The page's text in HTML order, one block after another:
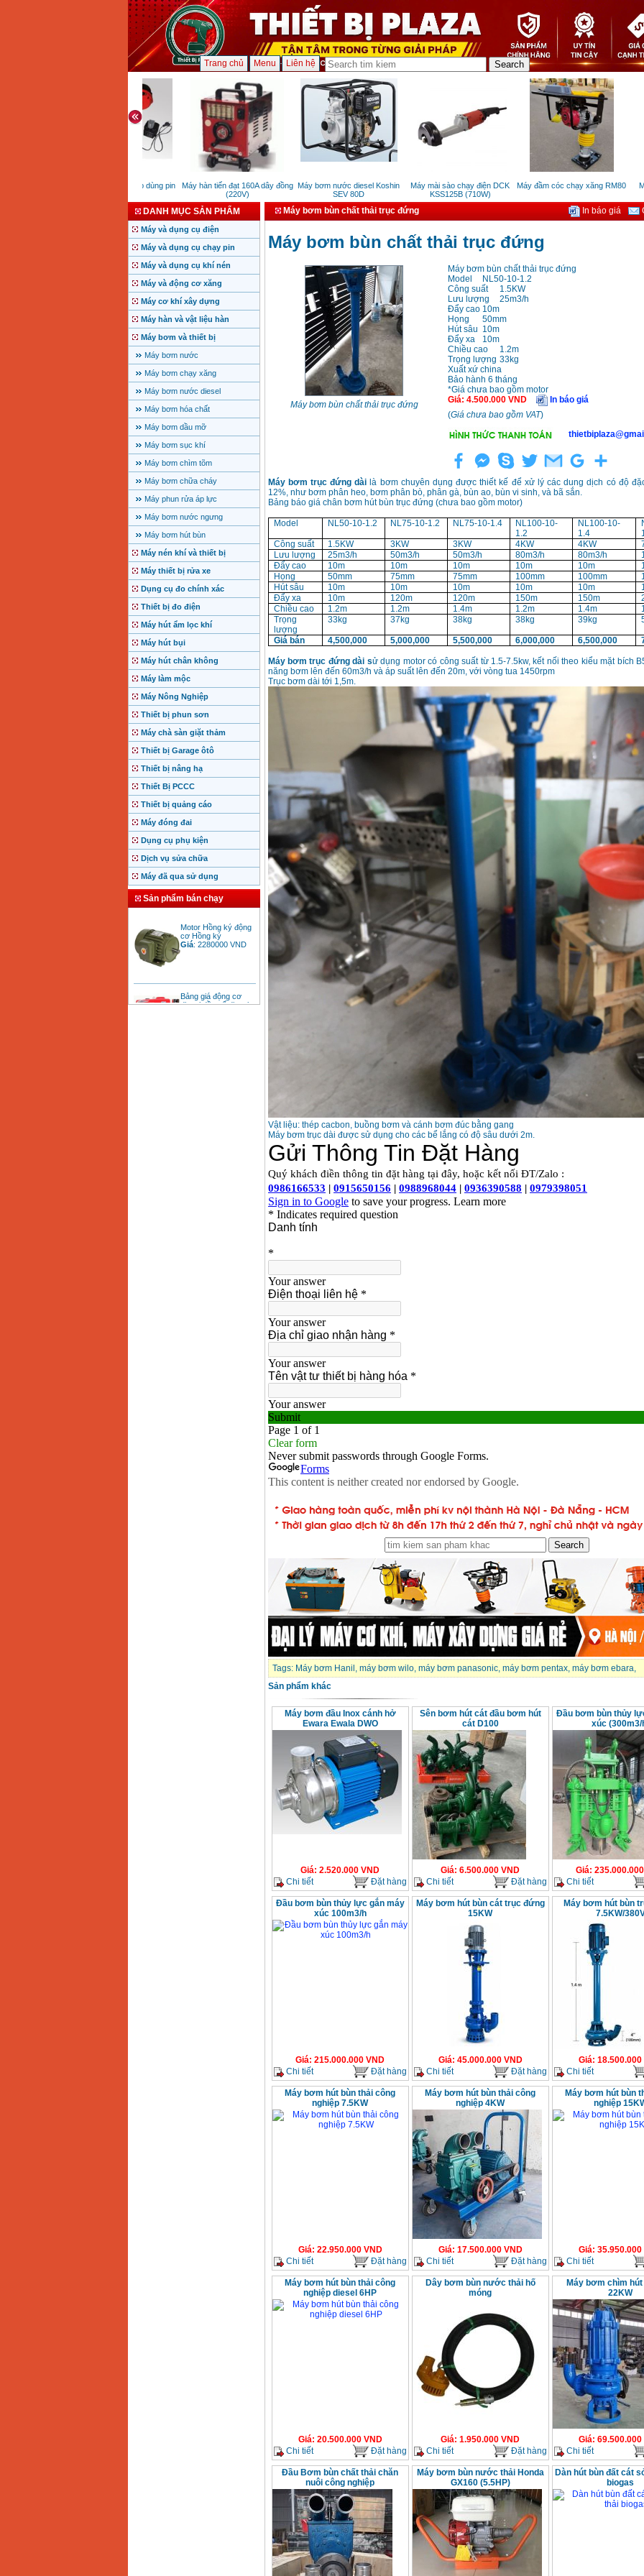
Trang chủ Menu Liên hệ
Máy buộc dây thép dùng pin
Máy hàn tiến đạt 160A dây đồng
(220V)
Máy bơm nước diesel Koshin
SEV 80D
Máy mài sào chạy điện DCK
KSS125B (710W)
Máy đầm cóc chạy xăng RM80
DANH MỤC SẢN PHẨM
Máy và dụng cụ điện
Máy và dụng cụ chạy pin
Máy và dụng cụ khí nén
Máy và động cơ xăng
Máy cơ khí xây dựng
Máy hàn và vật liệu hàn
Máy bơm và thiết bị
Máy bơm nước
Máy bơm chạy xăng
Máy bơm nước diesel
Máy bơm hóa chất
Máy bơm dầu mỡ
Máy bơm sục khí
Máy bơm chìm tõm
Máy bơm chữa cháy
Máy phun rửa áp lực
Máy bơm nước ngưng
Máy bơm hút bùn
Máy nén khí và thiết bị
Máy thiết bị rửa xe
Dụng cụ đo chính xác
Thiết bị đo điện
Máy hút ẩm lọc khí
Máy hút bụi
Máy hút chân không
Máy làm mộc
Máy Nông Nghiệp
Thiết bị phun sơn
Máy chà sàn giặt thảm
Thiết bị Garage ôtô
Thiết bị nâng hạ
Thiết Bị PCCC
Thiết bị quảng cáo
Máy đóng đai
Dụng cụ phụ kiện
Dịch vụ sửa chữa
Máy đã qua sử dụng
Sản phẩm bán chạy
cơ Hồng ký
Giá:2280000 VND
Bảng giá động cơ
diesel đầu nổ diesel
Giá:6500000VND
Máy bơm bùn chất thải trục đứng In báo giá
Máy bơm bùn chất thải trục đứng
Máy bơm bùn chất thải trục đứng
Máy bơm bùn chất thải trục đứng
Model
NL50-10-1.2
Công suất
1.5KW
Lưu lượng
25m3/h
Đẩy cao 10m
Họng
50mm
Hút sâu 10m
Đẩy xa
10m
Chiều cao
1.2m
Trọng lượng 33kg
Xuất xứ china
Bảo hành 6 tháng
*Giá chưa bao gồm motor
Giá: 4.500.000VND
In báo giá
(Giá chưa bao gồm VAT)
Máy bơm trục đứng dài là bơm chuyên dụng được thiết kế để xử lý các dung dịch có độ
12%, như bơm phân heo, bơm phân bò, phân gà, bùn ao, bùn vi sinh, và bã sắn.
Bảng báo giá chân bơm hút bùn trục đứng (chưa bao gồm motor)
Model NL50-10-1.2 NL75-10-1.2 NL75-10-1.4
NL100-10-
1.2
NL100-10-
1.4
Công suất
1.5KW 3KW 3KW 4KW 4KW
Lưu lượng
25m3/h 50m3/h 50m3/h 80m3/h 80m3/h
Đẩy cao
10m 10m 10m 10m 10m
Họng
50mm 75mm 75mm 100mm 100mm
Hút sâu
10m 10m 10m 10m 10m
Đẩy xa
10m 120m 120m 150m 150m
Chiều cao
1.2m 1.2m 1.4m 1.2m 1.4m
Trọng
lượng
33kg 37kg 38kg 38kg 39kg
Giá bán 4,500,000 5,000,000 5,500,000 6,000,000 6,500,000
Máy bơm trục đứng dài sử dụng motor có công suất từ 1.5-7.5kw, kết nối theo kiểu mặt bích
năng bơm lên đến 60m3/h và áp suất lên đến 20m, với vòng tua 1450rpm
Trục bơm dài tới 1,5m.
Vật liệu: thép cacbon, buồng bơm và cánh bơm đúc bằng gang
Máy bơm trục dài được sử dụng cho các bể lắng có độ sâu dưới 2m.
Tags: Máy bơm Hanil , máy bơm wilo, máy bơm panasonic, máy bơm pentax, máy bơm ebara,
Sản phẩm khác
Máy bơm đầu Inox cánh hở
Ewara Ewala DWO
Giá: 2.520.000 VND
Chi tiết
Đặt hàng
Sên bơm hút cát đầu bơm hút
cát D100
Giá: 6.500.000 VND
Chi tiết
Đặt hàng
Đầu bơm bùn thủy
xúc (300m3/
Giá: 235.000.000
Chi tiết
Đầu bơm bùn thủy lực gắn máy
xúc 100m3/h
Giá: 215.000.000 VND
Chi tiết
Đặt hàng
Máy bơm hút bùn cát trục đứng
15KW
Giá: 45.000.000VND
Chi tiết
Đặt hàng
Máy bơm hút bùn
7.5KW/
Giá: 18.500.000
Chi tiết
Máy bơm hút bùn thải công
nghiệp 7.5KW
Giá: 22.950.000VND
Chi tiết
Đặt hàng
Máy bơm hút bùn thải công
nghiệp 4KW
Giá: 17.500.000VND
Chi tiết
Đặt hàng
Máy bơm hút bùn
nghiệp
Giá: 35.950.000
Chi tiết
Máy bơm hút bùn thải công
nghiệp diesel 6HP
Giá: 20.500.000VND
Chi tiết
Đặt hàng
Dây bơm bùn nước thải hố
móng
Giá: 1.950.000 VND
Chi tiết
Đặt hàng
Máy bơm chìm
22KW
Giá: 69.500.000
Chi tiết
Đầu Bơm bùn chất thải chăn
nuôi công nghiệp
Máy bơm bùn nước thải Honda
GX160 (5.5HP)
Dàn hút bùn đất cát
biogas